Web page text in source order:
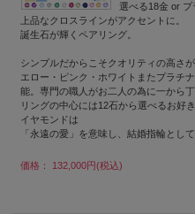
選べる18金 or プ
上品なクロスラインがアクセントに。
誕生石が輝くペアリング。
シンプルだからこそクオリティの高さ
エロー・ピンク・ホワイトまたプラチ
能。専門の職人がお二人の為に一から丁
リングの中心には12石から選べるお好
イヤモンドは
「永遠の愛」を意味し、結婚指輪とし
価格： 132,000円(税込)